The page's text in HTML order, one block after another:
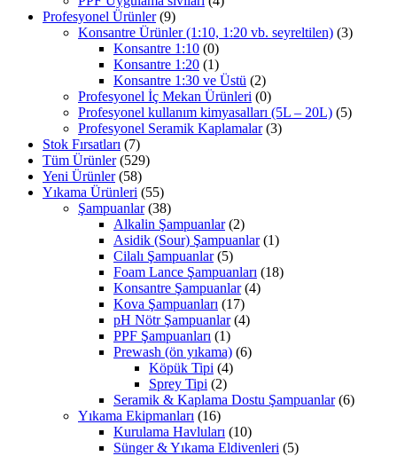
Profesyonel Ürünler (9)
Konsantre Ürünler (1:10, 1:20 vb. seyreltilen) (3)
Konsantre 1:10 (0)
Konsantre 1:20 (1)
Konsantre 1:30 ve Üstü (2)
Profesyonel İç Mekan Ürünleri (0)
Profesyonel kullanım kimyasalları (5L – 20L) (5)
Profesyonel Seramik Kaplamalar (3)
Stok Fırsatları (7)
Tüm Ürünler (529)
Yeni Ürünler (58)
Yıkama Ürünleri (55)
Şampuanlar (38)
Alkalin Şampuanlar (2)
Asidik (Sour) Şampuanlar (1)
Cilalı Şampuanlar (5)
Foam Lance Şampuanları (18)
Konsantre Şampuanlar (4)
Kova Şampuanları (17)
pH Nötr Şampuanlar (4)
PPF Şampuanları (1)
Prewash (ön yıkama) (6)
Köpük Tipi (4)
Sprey Tipi (2)
Seramik & Kaplama Dostu Şampuanlar (6)
Yıkama Ekipmanları (16)
Kurulama Havluları (10)
Sünger & Yıkama Eldivenleri (5)